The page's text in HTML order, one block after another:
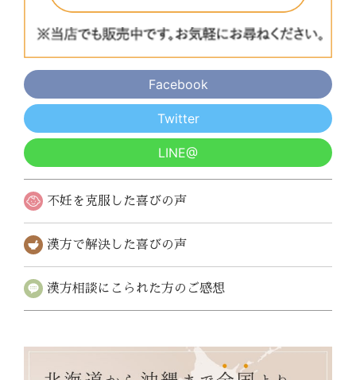
Facebook
Twitter
LINE@
不妊を克服した喜びの声
漢方で解決した喜びの声
漢方相談にこられた方のご感想